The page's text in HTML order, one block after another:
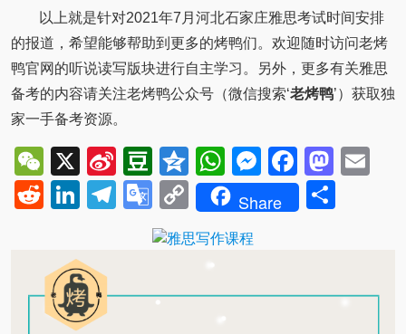
以上就是针对2021年7月河北石家庄雅思考试时间安排
的报道，希望能够帮助到更多的烤鸭们。欢迎随时访问老烤
鸭官网的听说读写版块进行自主学习。另外，更多有关雅思
备考的内容请关注老烤鸭公众号（微信搜索‘老烤鸭’）获取独
家一手备考资源。
WeChat
X
Sina
Weibo
Douban
QzoneWhatsApp
Messenger
RedditLinkedIn
Telegram
Google
Translate
Copy
Link
Share